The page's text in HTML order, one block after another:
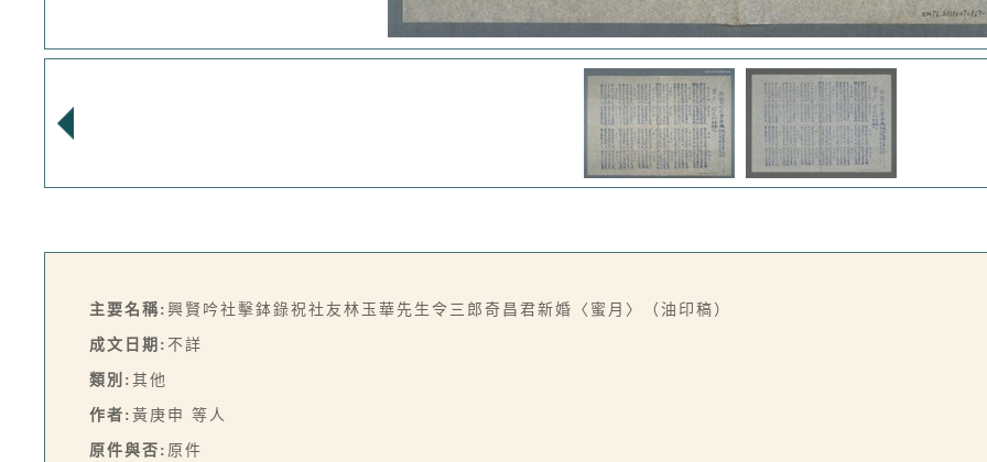
主要名稱: 興賢吟社擊鉢錄祝社友林玉華先生令三郎奇昌君新婚〈蜜月〉（油印稿）
成文日期: 不詳
類別: 其他
作者: 黃庚申 等人
原件與否: 原件